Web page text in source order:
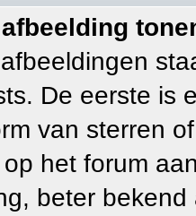
De eerste is
van sterren
het forum
beter